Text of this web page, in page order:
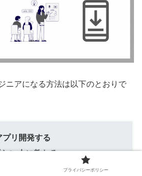
ニアになる方法は以下のとおりで
リ開発する
い人に教わる
て勉強する
プライバシーポリシー